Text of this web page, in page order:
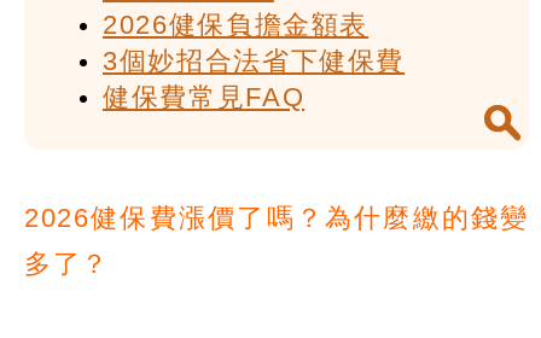
2026健保負擔金額表
3個妙招合法省下健保費
健保費常見FAQ
2026健保費漲價了嗎？為什麼繳的錢變
多了？